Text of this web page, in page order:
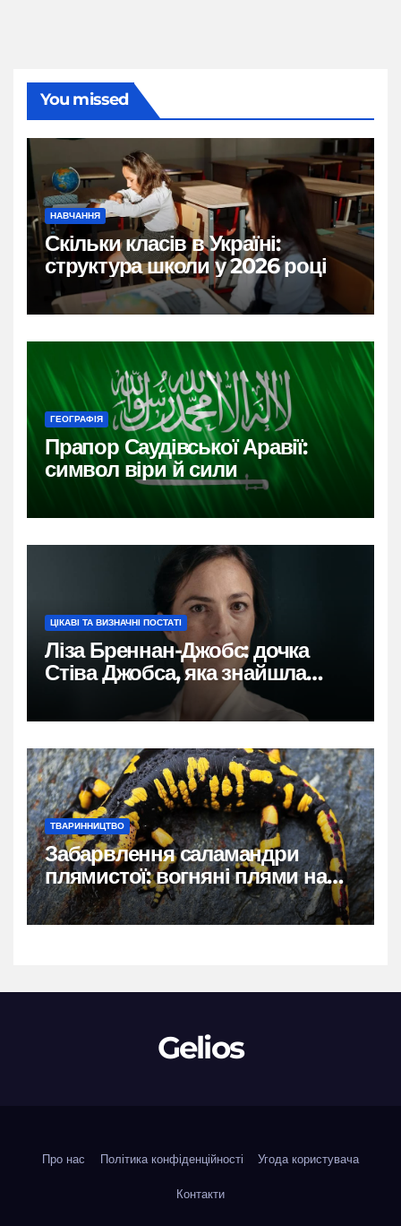
You missed
НАВЧАННЯ
Скільки класів в Україні:
структура школи у 2026 році
ГЕОГРАФІЯ
Прапор Саудівської Аравії:
символ віри й сили
ЦІКАВІ ТА ВИЗНАЧНІ ПОСТАТІ
Ліза Бреннан-Джобс: дочка
Стіва Джобса, яка знайшла
власний голос
ТВАРИННИЦТВО
Забарвлення саламандри
плямистої: вогняні плями на
чорному тлі
Gelios
Про нас Політика конфіденційності Угода користувача
Контакти